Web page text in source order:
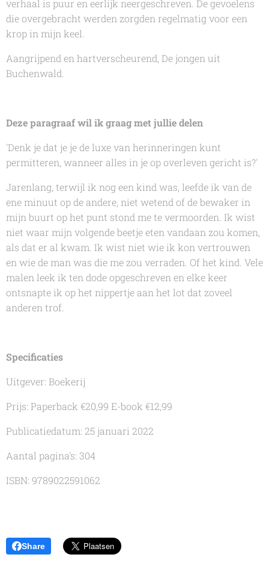
verhaal is puur en eerlijk neergeschreven. De gevoelens
die overgebracht werden zorgden regelmatig voor een
krop in mijn keel.
Aangrijpend en hartverscheurend, De jongen uit
Buchenwald.
Deze paragraaf wil ik graag met jullie delen
'Denk je dat je je de luxe van herinneringen kunt
permitteren, wanneer alles in je op overleven gericht is?'
Jarenlang, terwijl ik nog een kind was, leefde ik van de
ene minuut op de andere, niet wetend of de bewaker in
mijn buurt op het punt stond me te vermoorden. Ik wist
niet waar mijn volgende beetje eten vandaan zou komen,
als dat er al kwam. Ik wist niet wie ik kon vertrouwen
en wie de man was die me zou verraden. Of het kind. Vele
malen leek ik ten dode opgeschreven en elke keer
ontsnapte ik op het nippertje aan het lot dat zoveel
anderen trof.
Specificaties
Uitgever: Boekerij
Prijs: Paperback €20,99 E-book €12,99
Publicatiedatum: 25 januari 2022
Aantal pagina's: 304
ISBN: 9789022591062
Share